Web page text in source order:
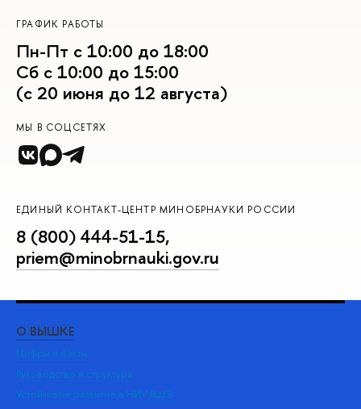
ГРАФИК РАБОТЫ
Пн-Пт с 10:00 до 18:00
Сб с 10:00 до 15:00
(с 20 июня до 12 августа)
МЫ В СОЦСЕТЯХ
ЕДИНЫЙ КОНТАКТ-ЦЕНТР МИНОБРНАУКИ РОССИИ
8 (800) 444-51-15,
priem@minobrnauki.gov.ru
О ВЫШКЕ
Цифры и факты
Руководство и структура
Устойчивое развитие в НИУ ВШЭ